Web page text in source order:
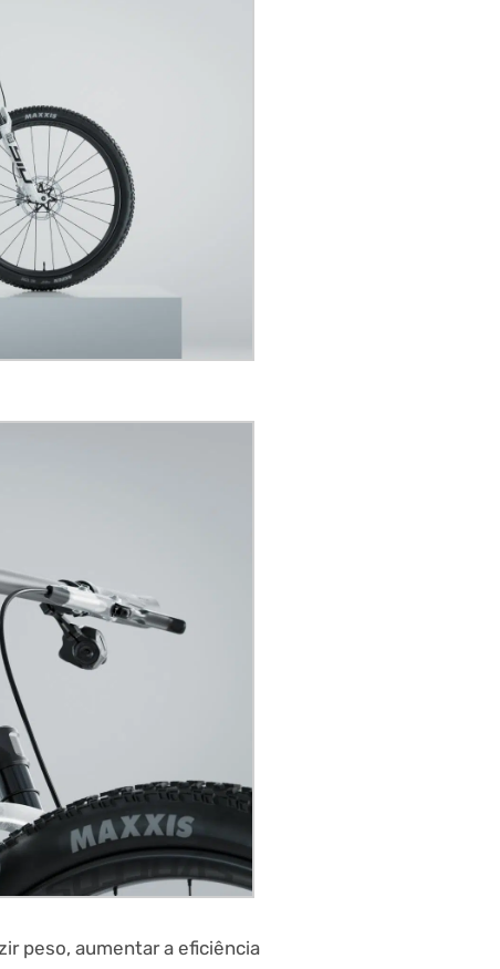
peso, aumentar a eficiência